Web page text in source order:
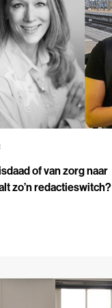
of van zorg naar
zo’n redactieswitch?